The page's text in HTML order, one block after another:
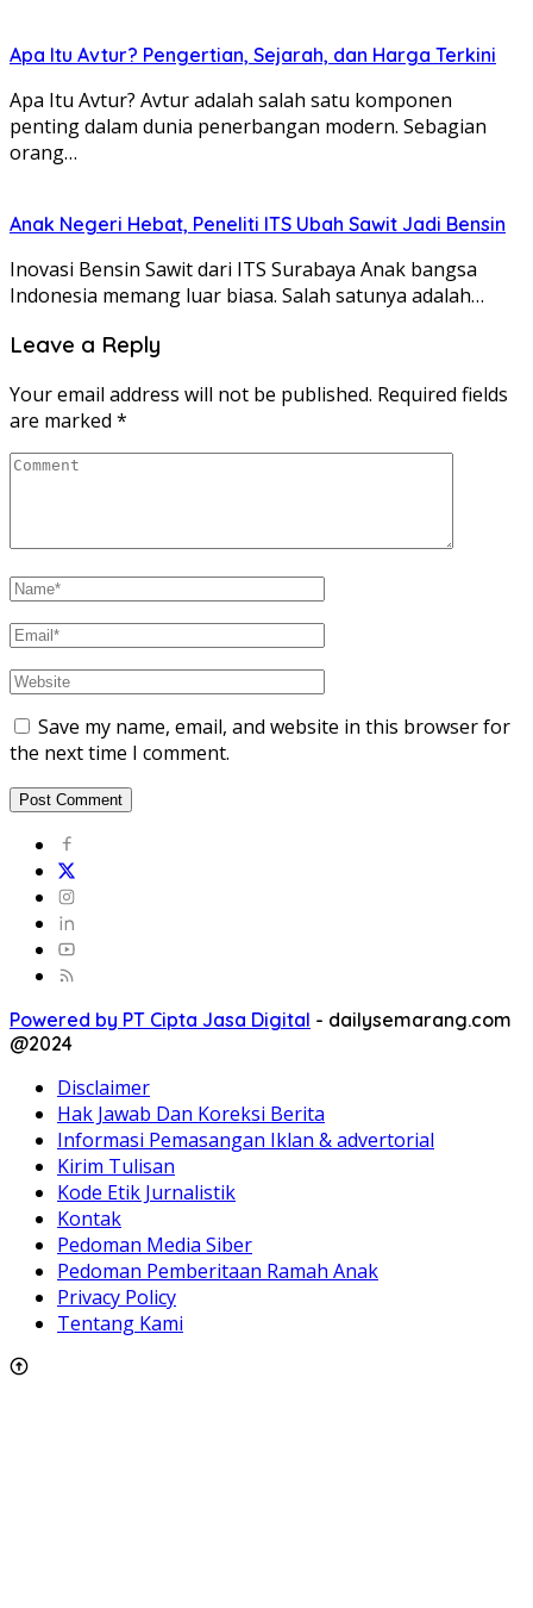
Apa Itu Avtur? Pengertian, Sejarah, dan Harga Terkini
Apa Itu Avtur? Avtur adalah salah satu komponen
penting dalam dunia penerbangan modern. Sebagian
orang…
Anak Negeri Hebat, Peneliti ITS Ubah Sawit Jadi Bensin
Inovasi Bensin Sawit dari ITS Surabaya Anak bangsa
Indonesia memang luar biasa. Salah satunya adalah…
Leave a Reply
Your email address will not be published. Required fields
are marked *
Save my name, email, and website in this browser for
the next time I comment.
Powered by PT Cipta Jasa Digital - dailysemarang.com
@2024
Disclaimer
Hak Jawab Dan Koreksi Berita
Informasi Pemasangan Iklan & advertorial
Kirim Tulisan
Kode Etik Jurnalistik
Kontak
Pedoman Media Siber
Pedoman Pemberitaan Ramah Anak
Privacy Policy
Tentang Kami